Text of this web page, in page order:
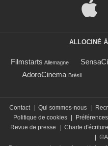
ALLOCINÉ
Filmstarts Allemagne
AdoroCinema Brésil
Contact Qui sommes-nous
Politique de cookies
Revue de presse
Charte d'écriture